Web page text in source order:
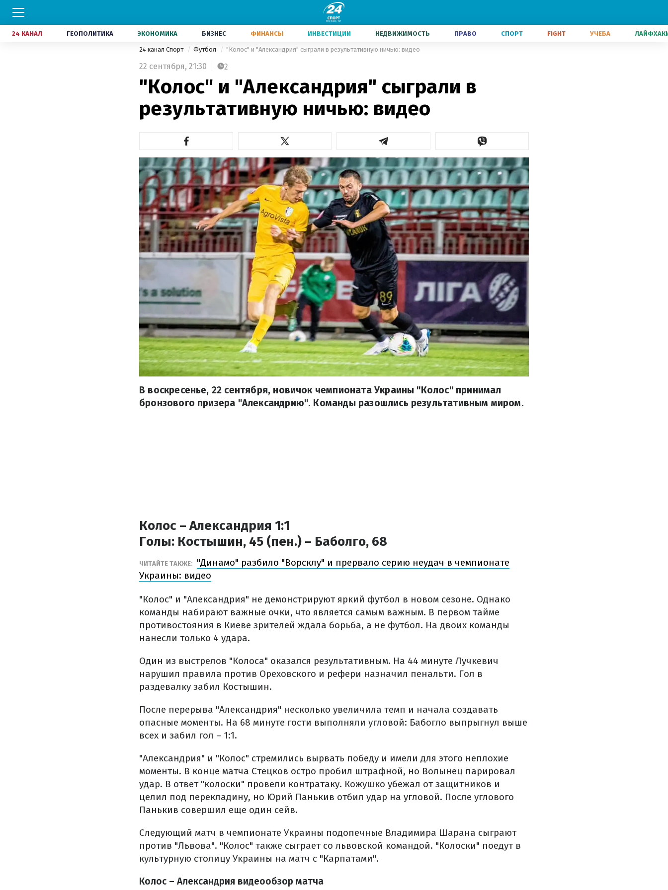
24 КАНАЛ ГЕОПОЛИТИКА ЭКОНОМИКА БИЗНЕС ФИНАНСЫ ИНВЕСТИЦИИ НЕДВИЖИМОСТЬ ПРАВО СПОРТ FIGHT УЧЕБА
24 канал Спорт Футбол "Колос" и "Александрия" сыграли в результативную ничью: видео
22 сентября, 21:30 2
"Колос" и "Александрия" сыграли в
результативную ничью: видео
В воскресенье, 22 сентября, новичок чемпионата Украины "Колос" принимал
бронзового призера "Александрию". Команды разошлись результативным миром.
Колос – Александрия 1:1
Голы: Костышин, 45 (пен.) – Баболго, 68
ЧИТАЙТЕ ТАКЖЕ:
"Динамо" разбило "Ворсклу" и прервало серию неудач в чемпионате
Украины: видео
"Колос" и "Александрия" не демонстрируют яркий футбол в новом сезоне. Однако
команды набирают важные очки, что является самым важным. В первом тайме
противостояния в Киеве зрителей ждала борьба, а не футбол. На двоих команды
нанесли только 4 удара.
Один из выстрелов "Колоса" оказался результативным. На 44 минуте Лучкевич
нарушил правила против Ореховского и рефери назначил пенальти. Гол в
раздевалку забил Костышин.
После перерыва "Александрия" несколько увеличила темп и начала создавать
опасные моменты. На 68 минуте гости выполняли угловой: Бабогло выпрыгнул выше
всех и забил гол – 1:1.
"Александрия" и "Колос" стремились вырвать победу и имели для этого неплохие
моменты. В конце матча Стецков остро пробил штрафной, но Волынец парировал
удар. В ответ "колоски" провели контратаку. Кожушко убежал от защитников и
целил под перекладину, но Юрий Панькив отбил удар на угловой. После углового
Панькив совершил еще один сейв.
Следующий матч в чемпионате Украины подопечные Владимира Шарана сыграют
против "Львова". "Колос" также сыграет со львовской командой. "Колоски" поедут в
культурную столицу Украины на матч с "Карпатами".
Колос – Александрия видеообзор матча